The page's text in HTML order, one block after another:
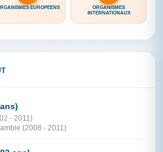
EUROPÉENS
ORGANISMES
INTERNATIONAUX
- 2011)
(2008 - 2011)